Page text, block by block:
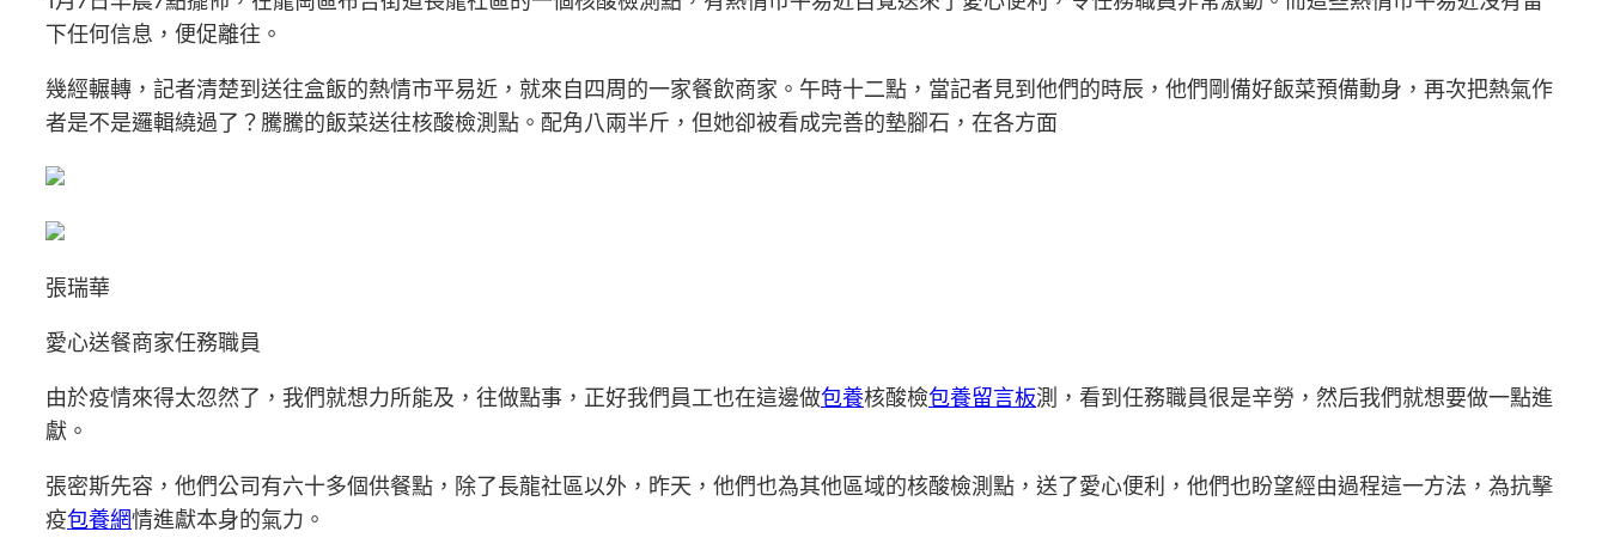
下任何信息，便促離往。
幾經輾轉，記者清楚到送往盒飯的熱情市平易近，就來自四周的一家餐飲商家。午時十二點，當記者見到他們的時辰，他們剛備好飯菜預備動身，再次把熱氣作
者是不是邏輯繞過了？騰騰的飯菜送往核酸檢測點。配角八兩半斤，但她卻被看成完善的墊腳石，在各方面
張瑞華
愛心送餐商家任務職員
由於疫情來得太忽然了，我們就想力所能及，往做點事，正好我們員工也在這邊做包養核酸檢包養留言板測，看到任務職員很是辛勞，然后我們就想要做一點進
獻。
張密斯先容，他們公司有六十多個供餐點，除了長龍社區以外，昨天，他們也為其他區域的核酸檢測點，送了愛心便利，他們也盼望經由過程這一方法，為抗擊
疫包養網情進獻本身的氣力。